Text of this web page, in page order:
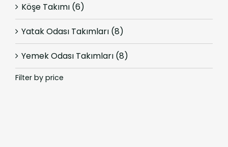
Köşe Takımı (6)
Yatak Odası Takımları (8)
Yemek Odası Takımları (8)
Filter by price